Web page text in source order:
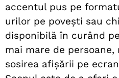
accentul pus pe
urilor pe povești sau
disponibilă în curând
mai mare de
sosirea afișării pe